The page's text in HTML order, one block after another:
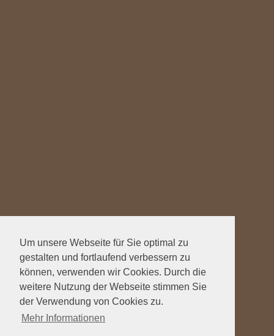
Um unsere Webseite für Sie optimal zu
gestalten und fortlaufend verbessern zu
können, verwenden wir Cookies. Durch die
weitere Nutzung der Webseite stimmen Sie
der Verwendung von Cookies zu.
Mehr Informationen